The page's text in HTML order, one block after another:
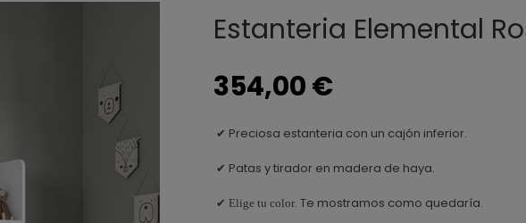
Estanteria Elemental
354,00 €
✔ Preciosa estanteria con un cajón inferior.
✔ Patas y tirador en madera de haya.
✔ Elige tu color. Te mostramos como quedaría.